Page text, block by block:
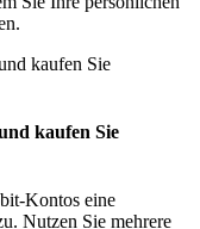
kaufen Sie
Kontos eine
Nutzen Sie mehrere